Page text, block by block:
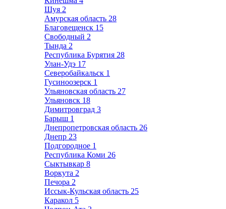
Шуя 2
Амурская область 28
Благовещенск 15
Свободный 2
Тында 2
Республика Бурятия 28
Улан-Удэ 17
Северобайкальск 1
Гусиноозерск 1
Ульяновская область 27
Ульяновск 18
Димитровград 3
Барыш 1
Днепропетровская область 26
Днепр 23
Подгородное 1
Республика Коми 26
Сыктывкар 8
Воркута 2
Печора 2
Иссык-Кульская область 25
Каракол 5